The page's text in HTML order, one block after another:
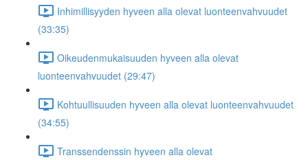
Inhimillisyyden hyveen alla olevat luonteenvahvuudet
(33:35)
Oikeudenmukaisuuden hyveen alla olevat
luonteenvahvuudet (29:47)
Kohtuullisuuden hyveen alla olevat luonteenvahvuudet
(34:55)
Transsendenssin hyveen alla olevat